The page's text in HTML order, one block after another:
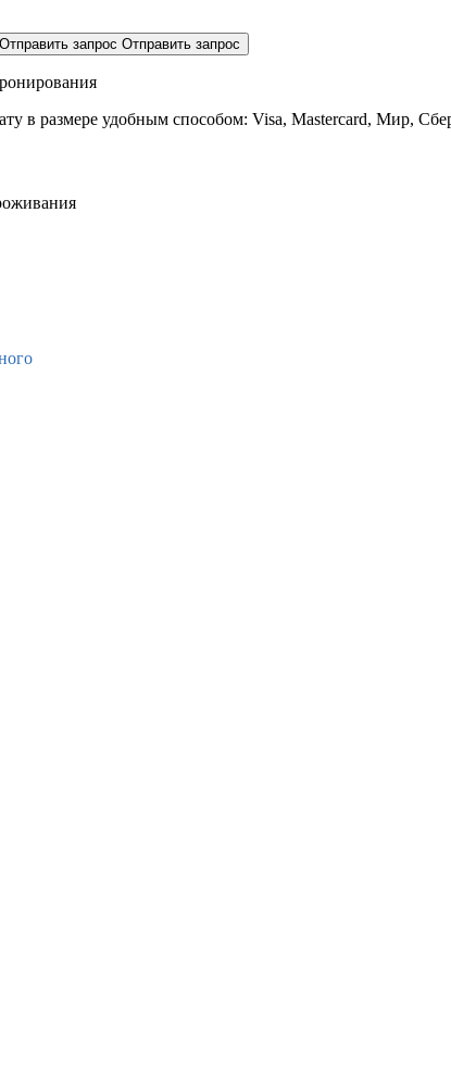
Отправить запрос Отправить запрос
в размере удобным способом: Visa, Mastercard, Мир,